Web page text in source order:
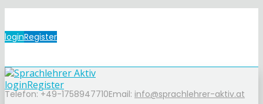
loginRegister
Telefon: +49-1758947710Email: info@sprachlehrer-aktiv.at
loginRegister